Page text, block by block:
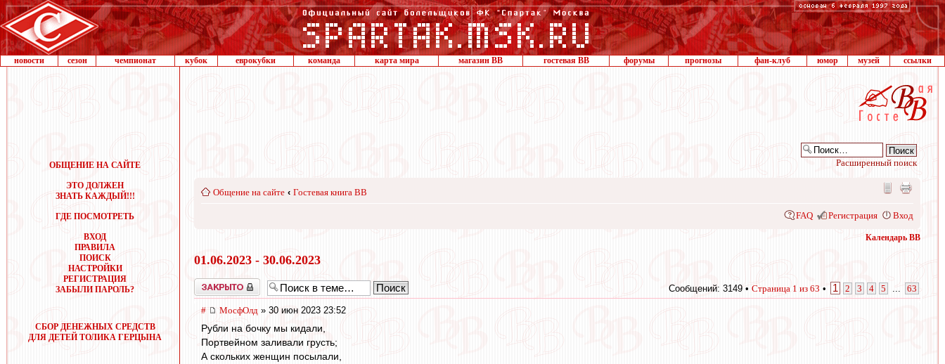
новости сезон чемпионат кубок еврокубки команда карта мира магазин ВВ гостевая ВВ форумы прогнозы фан-клуб юмор музей ссылки
ОБЩЕНИЕ НА САЙТЕ
ЭТО ДОЛЖЕН
ЗНАТЬ КАЖДЫЙ!!!
ГДЕ ПОСМОТРЕТЬ
ВХОД
ПРАВИЛА
ПОИСК
НАСТРОЙКИ
РЕГИСТРАЦИЯ
ЗАБЫЛИ ПАРОЛЬ?
СБОР ДЕНЕЖНЫХ СРЕДСТВ
ДЛЯ ДЕТЕЙ ТОЛИКА ГЕРЦЫНА
Расширенный поиск
Общение на сайте ‹ Гостевая книга ВВ
FAQ Регистрация Вход
Календарь ВВ
01.06.2023 - 30.06.2023
Закрыто Сообщений: 3149 • Страница 1 из 63 • 1 2 3 4 5 63
# МосфОлд » 30 июн 2023 23:52
Рубли на бочку мы кидали,
Портвейном заливали грусть;
А скольких женщин посылали,